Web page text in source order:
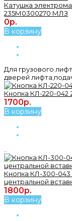
Катушка
235М0300270 МЛЗ
0р.
В корзину
Для грузового
дверей
Кнопка КЛ-220-042
1700р.
В корзину
Кнопка КЛ-300-043
центральной
1800р.
В корзину